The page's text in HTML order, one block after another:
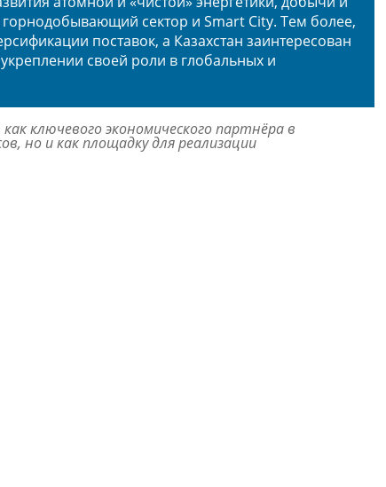
сектор и Smart City. Тем более,
поставок, а Казахстан заинтересован
своей роли в глобальных и
ключевого экономического партнёра в
но и как площадку для реализации